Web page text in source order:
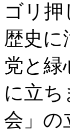
ゴリ
歴史に
党と緑
に立ち
会」の